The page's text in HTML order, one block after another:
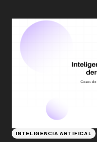
INTELIGENCIA ARTIFICAL